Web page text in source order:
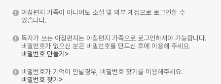
아침편지 가족이 아니어도 소셜 및 외부 계정으로 로그인할 수
있습니다.
독자가 쓰는 아침편지는 아침편지 가족으로 로그인하셔야 가능합니다.
비밀번호가 없으신 분은 비밀번호를 만드신 후에 이용해 주세요.
비밀번호 만들기>
비밀번호가 기억이 안날경우, 비밀번호 찾기를 이용해주세요.
비밀번호 찾기>